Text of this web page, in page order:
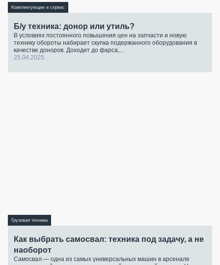
Комплектующие и сервис
Б/у техника: донор или утиль?
В условиях постоянного повышения цен на запчасти и новую
технику обороты набирает скупка подержанного оборудования в
качестве доноров. Доходит до фарса,...
25.04.2025
Грузовая техника
Как выбрать самосвал: техника под задачу, а не
наоборот
Самосвал — одна из самых универсальных машин в арсенале